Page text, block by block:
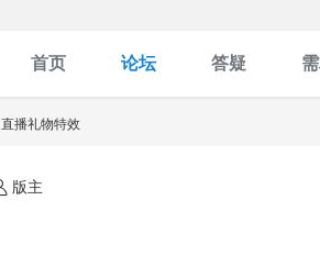
首页 论坛 答疑
直播礼物特效
版主